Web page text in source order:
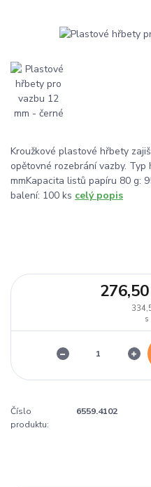
Kroužkové plastové hřbety
opětovné rozebrání vazby.
mmKapacita listů papíru 80 g:
balení: 100 ks celý popis
Číslo
produktu:
6559.4102